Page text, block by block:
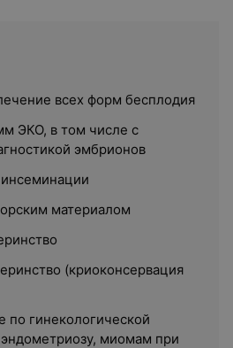
всех форм бесплодия
ЭКО, в том числе с
эмбрионов
материалом
(криоконсервация
по гинекологической
миомам при